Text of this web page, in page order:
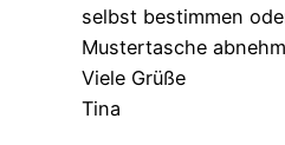
selbst bestimmen
Mustertasche
Viele Grüße
Tina